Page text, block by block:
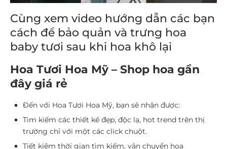
Cùng xem video hướng dẫn các bạn
cách để bảo quản và trưng hoa
baby tươi sau khi hoa khô lại
Hoa Tươi Hoa Mỹ – Shop hoa gần
đây giá rẻ
Đến với Hoa Tươi Hoa Mỹ, bạn sẽ nhận được:
Tìm kiếm các thiết kế đẹp, độc lạ, hot trend trên thị
trường chỉ với một các click chuột.
Tiết kiệm thời gian tìm kiếm, vận chuyển hoa